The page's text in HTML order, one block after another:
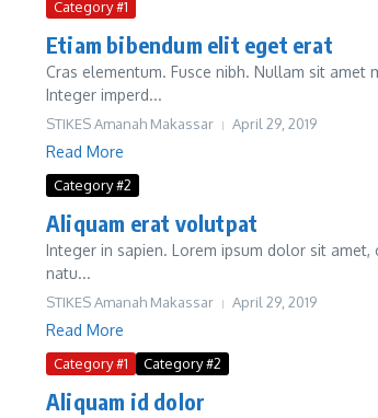
Category #1
Etiam bibendum elit eget erat
Cras elementum. Fusce nibh. Nullam sit
Integer imperd...
STIKES Amanah Makassar April 29, 2019
Read More
Category #2
Aliquam erat volutpat
Integer in sapien. Lorem ipsum dolor sit
natu...
STIKES Amanah Makassar April 29, 2019
Read More
Category #1 Category #2
Aliquam id dolor